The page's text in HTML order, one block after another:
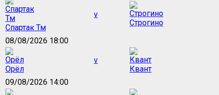
Спартак Тм
v
Строгино
08/08/2026 18:00
Орёл
v
Квант
09/08/2026 14:00